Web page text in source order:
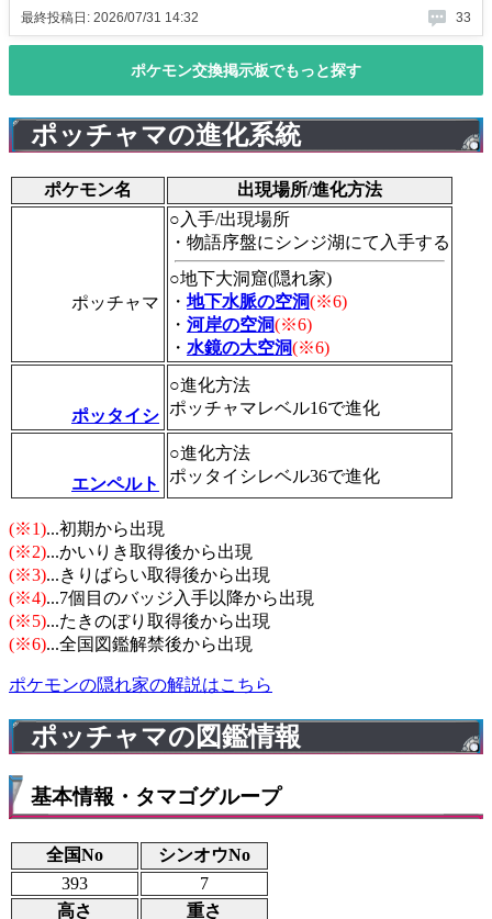
ポッチャマの進化系統
ポケモン名 出現場所/進化方法
ポッチャマ
○入手/出現場所
・物語序盤にシンジ湖にて入手する
○地下大洞窟(隠れ家)
・ 地下水脈の空洞(※6)
・ 河岸の空洞(※6)
・ 水鏡の大空洞(※6)
ポッタイシ
○進化方法
ポッチャマレベル16で進化
エンペルト
○進化方法
ポッタイシレベル36で進化
(※1)...初期から出現
(※2)...かいりき取得後から出現
(※3)...きりばらい取得後から出現
(※4)...7個目のバッジ入手以降から出現
(※5)...たきのぼり取得後から出現
(※6)...全国図鑑解禁後から出現
ポケモンの隠れ家の解説はこちら
ポッチャマの図鑑情報
基本情報・タマゴグループ
全国No
シンオウNo
393
7
高さ
重さ